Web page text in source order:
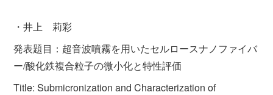
・井上 莉彩
発表題目：超音波噴霧を用いたセルロースナノファイバ
ー/酸化鉄複合粒子の微小化と特性評価
Title: Submicronization and Characterization of